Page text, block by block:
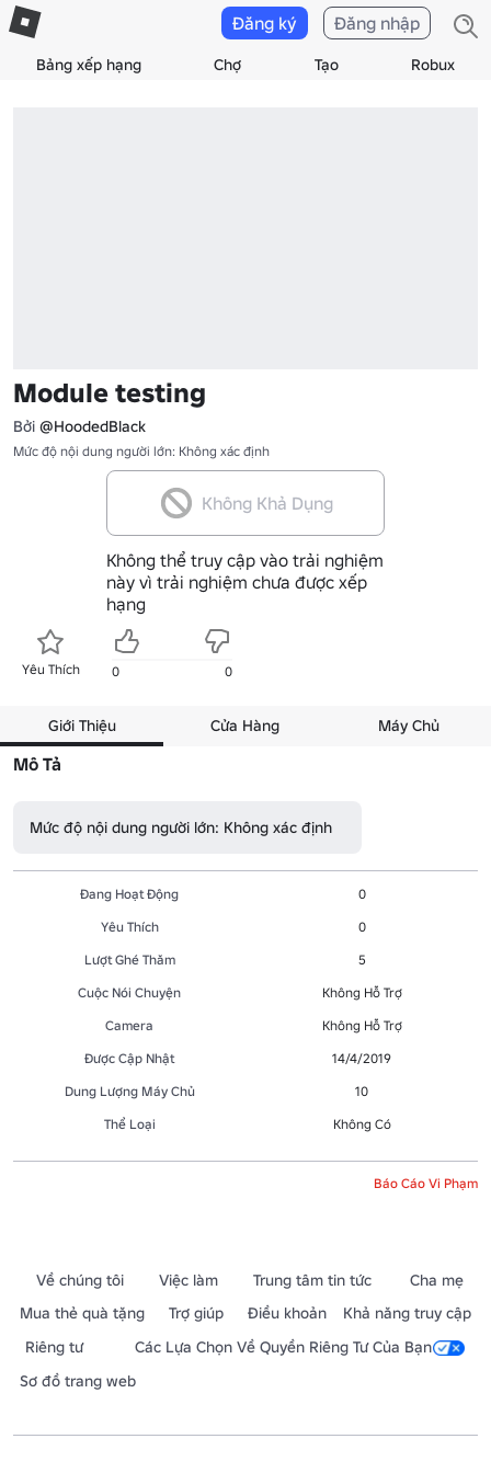
Bảng xếp hạng Chợ Tạo Robux
Đăng ký Đăng nhập
Module testing
Bởi @HoodedBlack
Mức độ nội dung người lớn: Không xác định
Không Khả Dụng
Không thể truy cập vào trải nghiệm
này vì trải nghiệm chưa được xếp
hạng
Yêu Thích 0 0
Giới Thiệu Cửa Hàng Máy Chủ
Mô Tả
Mức độ nội dung người lớn: Không xác định
Đang Hoạt Động
0
Yêu Thích
0
Lượt Ghé Thăm
5
Cuộc Nói Chuyện
Không Hỗ Trợ
Camera
Không Hỗ Trợ
Được Cập Nhật
14/4/2019
Dung Lượng Máy Chủ
10
Thể Loại
Không Có
Báo Cáo Vi Phạm
Về chúng tôi Việc làm Trung tâm tin tức
Cha mẹ
Mua thẻ quà tặng
Trợ giúp Điều khoản
Khả năng truy cập
Riêng tư
Các Lựa Chọn Về Quyền Riêng Tư Của Bạn
Sơ đồ trang web